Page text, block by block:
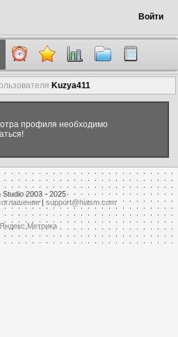
Войти
Kuzya411
профиля необходимо
Studio 2003 - 2025
| support@hiasm.com